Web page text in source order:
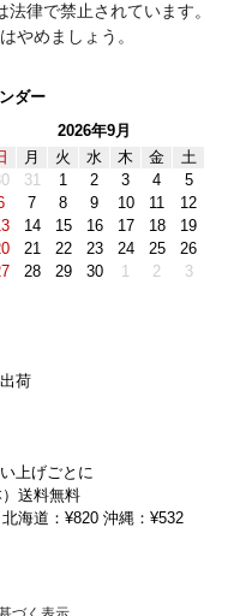
律で禁止されています。
やめましょう。
ダー
2026年9月
月 火 水 木 金
土
31 1 2 3 4
5
7 8 9 10 11
12
14 15 16 17 18
19
21 22 23 24 25
26
28 29 30 1 2 3
荷
上げごとに
送料無料
海道：¥820 沖縄：¥532